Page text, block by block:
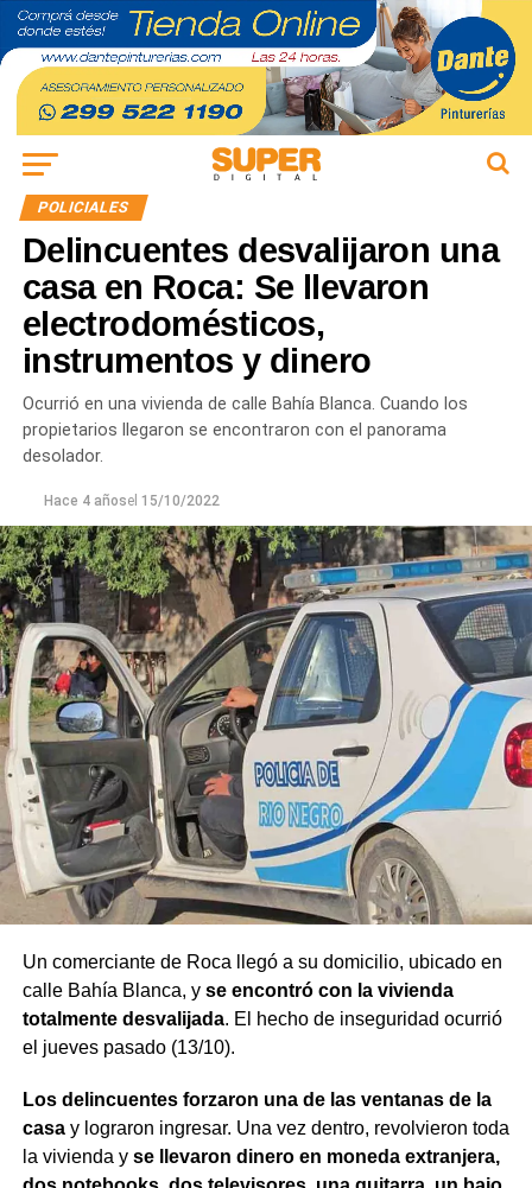
POLICIALES
Delincuentes desvalijaron una
casa en Roca: Se llevaron
electrodomésticos,
instrumentos y dinero
Ocurrió en una vivienda de calle Bahía Blanca. Cuando los
propietarios llegaron se encontraron con el panorama
desolador.
Hace 4 añosel 15/10/2022
Un comerciante de Roca llegó a su domicilio, ubicado en
calle Bahía Blanca, y se encontró con la vivienda
totalmente desvalijada. El hecho de inseguridad ocurrió
el jueves pasado (13/10).
Los delincuentes forzaron una de las ventanas de la
casay lograron ingresar. Una vez dentro, revolvieron toda
la vivienda y se llevaron dinero en moneda extranjera,